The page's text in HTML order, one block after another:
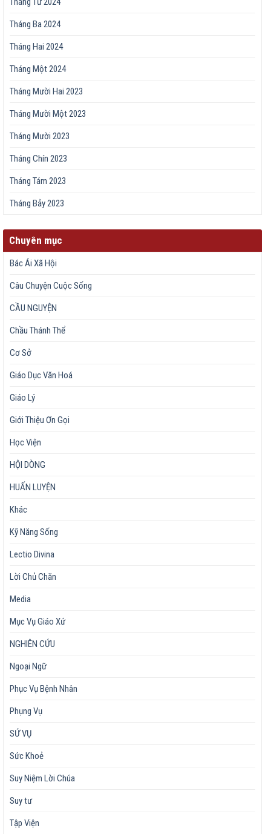
Tháng Ba 2024
Tháng Hai 2024
Tháng Một 2024
Tháng Mười Hai 2023
Tháng Mười Một 2023
Tháng Mười 2023
Tháng Chín 2023
Tháng Tám 2023
Tháng Bảy 2023
Chuyên mục
Bác Ái Xã Hội
Câu Chuyện Cuộc Sống
CẦU NGUYỆN
Chầu Thánh Thể
Cơ Sở
Giáo Dục Văn Hoá
Giáo Lý
Giới Thiệu Ơn Gọi
Học Viện
HỘI DÒNG
HUẤN LUYỆN
Khác
Kỹ Năng Sống
Lectio Divina
Lời Chủ Chăn
Media
Mục Vụ Giáo Xứ
NGHIÊN CỨU
Ngoại Ngữ
Phục Vụ Bệnh Nhân
Phụng Vụ
SỨ VỤ
Sức Khoẻ
Suy Niệm Lời Chúa
Suy tư
Tập Viện